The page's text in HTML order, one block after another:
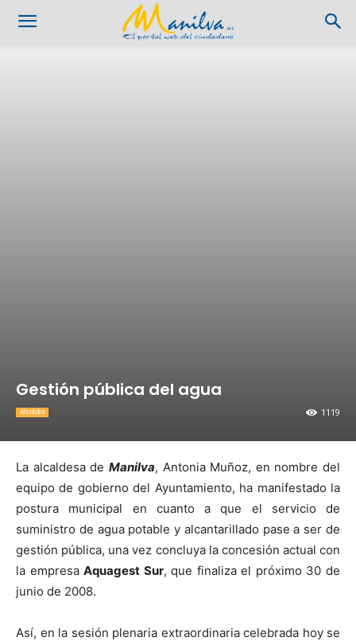
Gestión pública del agua
1119
Alcaldia
La alcaldesa de Manilva, Antonia Muñoz, en nombre del
equipo de gobierno del Ayuntamiento, ha manifestado la
postura municipal en cuanto a que el servicio de
suministro de agua potable y alcantarillado pase a ser de
gestión pública, una vez concluya la concesión actual con
la empresaAquagest Sur, que finaliza el próximo 30 de
junio de 2008.
Así, en la sesión plenaria extraordinaria celebrada hoy se